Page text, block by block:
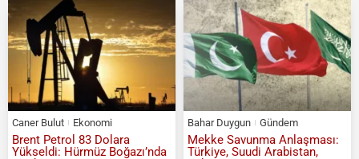
Caner Bulut Ekonomi
Brent Petrol 83 Dolara
Yükseldi: Hürmüz Boğazı’nda
Bahar Duygun Gündem
Mekke Savunma Anlaşması:
Türkiye, Suudi Arabistan,